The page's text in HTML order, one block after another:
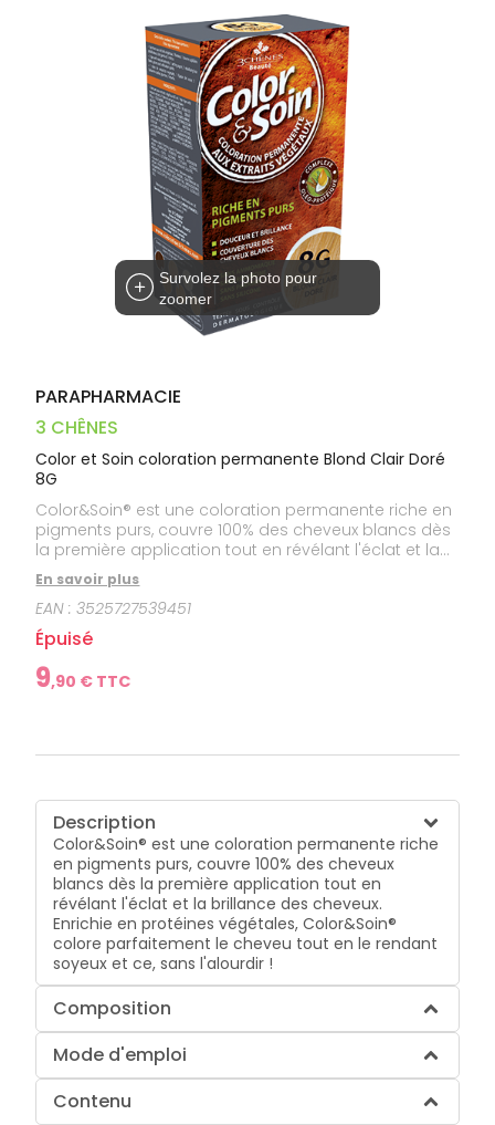
Dispositifs
médicaux
Cheveux
Corps
Homme
Solaire
Visage
PHARMACIES
DE GARDE
APPLICATION
DE SANTÉ
Survolez la photo pour
zoomer
PARAPHARMACIE
3 CHÊNES
Color et Soin coloration permanente Blond Clair Doré
8G
Color&Soin® est une coloration permanente riche en
pigments purs, couvre 100% des cheveux blancs dès
la première application tout en révélant l'éclat et la
brillance des cheveux. Enrichie en protéines
végétales, Color&Soin® colore parfaitement le
cheveu tout en le rendant soyeux et ce, sans
l'alourdir !
En savoir plus
EAN :3525727539451
Épuisé
9,90 € TTC
Description
Color&Soin® est une coloration permanente riche
en pigments purs, couvre 100% des cheveux
blancs dès la première application tout en
révélant l'éclat et la brillance des cheveux.
Enrichie en protéines végétales, Color&Soin®
colore parfaitement le cheveu tout en le rendant
soyeux et ce, sans l'alourdir !
Composition
Mode d'emploi
Contenu